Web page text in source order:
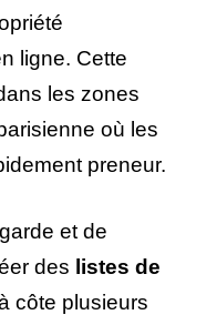
ligne. Cette
les zones
où les
preneur.
et de
des listes de
côte plusieurs